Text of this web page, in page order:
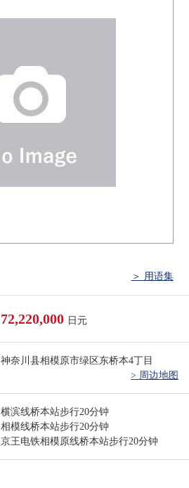
＞ 用语集
72,220,000 日元
神奈川县相模原市绿区东桥本4丁目
> 周边地图
横滨线桥本站步行20分钟
相模线桥本站步行20分钟
京王电铁相模原线桥本站步行20分钟